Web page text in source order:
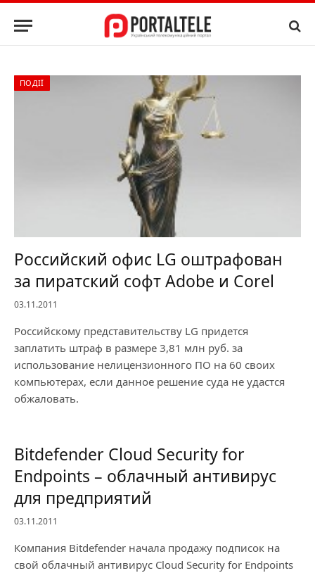
ПОДІЇ
Российский офис LG оштрафован
за пиратский софт Adobe и Corel
03.11.2011
Российскому представительству LG придется
заплатить штраф в размере 3,81 млн руб. за
использование нелицензионного ПО на 60 своих
компьютерах, если данное решение суда не удастся
обжаловать.
Bitdefender Cloud Security for
Endpoints – облачный антивирус
для предприятий
03.11.2011
Компания Bitdefender начала продажу подписок на
свой облачный антивирус Cloud Security for Endpoints